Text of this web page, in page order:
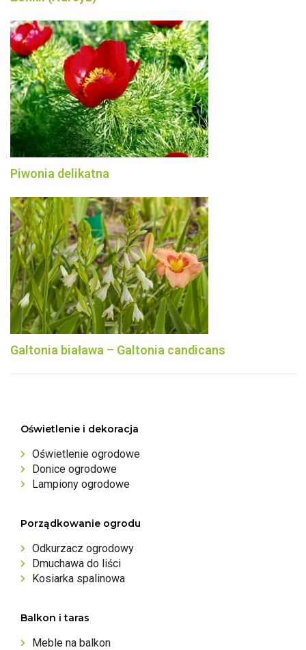
Piwonia delikatna
Galtonia biaława – Galtonia candicans
Oświetlenie i dekoracja
Oświetlenie ogrodowe
Donice ogrodowe
Lampiony ogrodowe
Porządkowanie ogrodu
Odkurzacz ogrodowy
Dmuchawa do liści
Kosiarka spalinowa
Balkon i taras
Meble na balkon